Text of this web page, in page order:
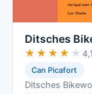
Ditsches
★★★★★
★★★★★
Can Picafort
Ditsches